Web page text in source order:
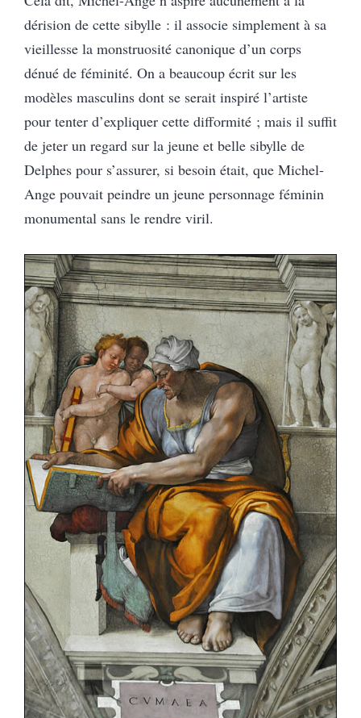
dérision de cette sibylle : il associe simplement à sa
vieillesse la monstruosité canonique d’un corps
dénué de féminité. On a beaucoup écrit sur les
modèles masculins dont se serait inspiré l’artiste
pour tenter d’expliquer cette difformité ; mais il suffit
de jeter un regard sur la jeune et belle sibylle de
Delphes pour s’assurer, si besoin était, que Michel-
Ange pouvait peindre un jeune personnage féminin
monumental sans le rendre viril.